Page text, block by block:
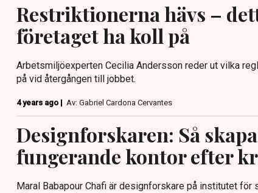
Restriktionerna hävs –
företaget ha koll på
Arbetsmiljöexperten Cecilia Andersson reder ut vilka
på vid återgången till jobbet.
4 years ago | Av: Gabriel Cardona Cervantes
Designforskaren: Så
fungerande kontor efter
Maral Babapour Chafi är designforskare på institutet för